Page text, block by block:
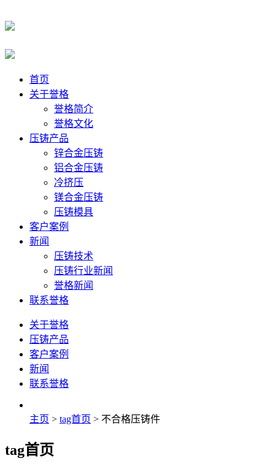
首页
关于誉格
誉格简介
誉格文化
压铸产品
锌合金压铸
铝合金压铸
冷挤压
镁合金压铸
压铸模具
客户案例
新闻
压铸技术
压铸行业新闻
誉格新闻
联系誉格
关于誉格
压铸产品
客户案例
新闻
联系誉格
主页 > tag首页 > 不合格压铸件
tag首页